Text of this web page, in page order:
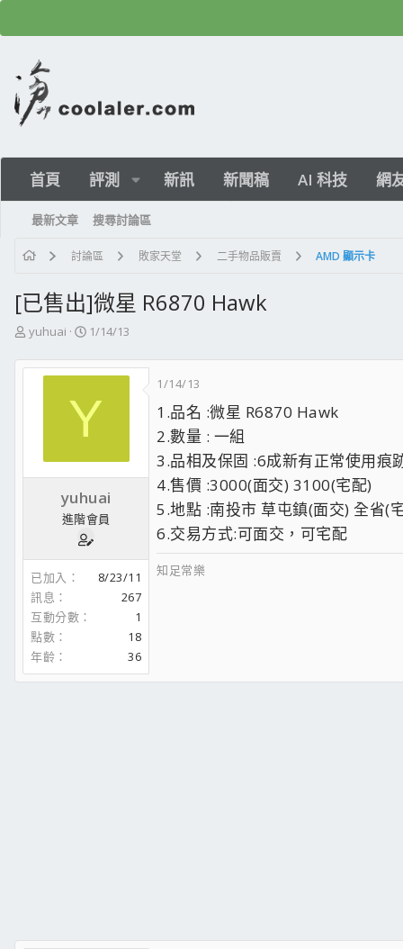
首頁 評測 新訊 新聞稿 AI 科技 網
最新文章 搜尋討論區
討論區 敗家天堂 二手物品販賣 AMD 顯示卡
[已售出]微星 R6870 Hawk
主
發
yuhuai
開
日
1/14/13
Y
yuhuai
進階會員
已加入
8/23/11
訊息
267
互動分數
1
點數
18
年齡
36
1/14/13
1.品名 :微星 R6870 Hawk
2.數量 : 一組
3.品相及保固 :6成新有正常使用
4.售價 :3000(面交) 3100(宅配)
5.地點 :南投市 草屯鎮(面交) 全省(
6.交易方式:可面交，可宅配
知足常樂